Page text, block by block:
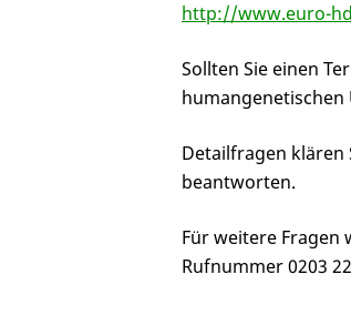
http://www.euro-
Sollten Sie einen
humangenetischen
Detailfragen
beantworten.
Für weitere Fragen
Rufnummer 0203